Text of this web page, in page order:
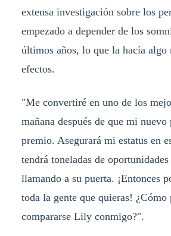
extensa investigación sobre los
empezado a depender de los
últimos años, lo que la hacía algo
efectos.
"Me convertiré en uno de los
mañana después de que mi
premio. Asegurará mi estatus en
tendrá toneladas de
llamando a su puerta. ¡Entonces
toda la gente que quieras! ¿Cómo
compararse Lily conmigo?".